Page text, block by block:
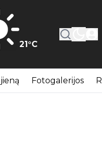
21°C
Fotogalerijos